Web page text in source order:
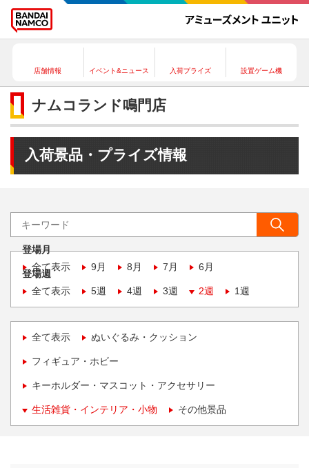
店舗情報 イベント&ニュース 入荷プライズ 設置ゲーム機
ナムコランド鳴門店
入荷景品・プライズ情報
登場月
全て表示
9月 8月 7月 6月
登場週
全て表示
5週 4週 3週 2週 1週
全て表示 ぬいぐるみ・クッション
フィギュア・ホビー
キーホルダー・マスコット・アクセサリー
生活雑貨・インテリア・小物 その他景品